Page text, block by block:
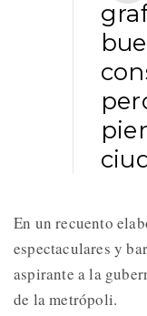
En un recuento
espectaculares y
aspirante a la
de la metrópoli.